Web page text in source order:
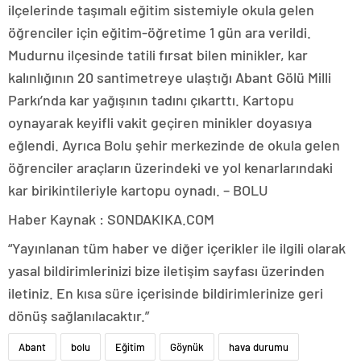
ilçelerinde taşımalı eğitim sistemiyle okula gelen
öğrenciler için eğitim-öğretime 1 gün ara verildi.
Mudurnu ilçesinde tatili fırsat bilen minikler, kar
kalınlığının 20 santimetreye ulaştığı Abant Gölü Milli
Parkı’nda kar yağışının tadını çıkarttı. Kartopu
oynayarak keyifli vakit geçiren minikler doyasıya
eğlendi. Ayrıca Bolu şehir merkezinde de okula gelen
öğrenciler araçların üzerindeki ve yol kenarlarındaki
kar birikintileriyle kartopu oynadı. – BOLU
Haber Kaynak : SONDAKIKA.COM
“Yayınlanan tüm haber ve diğer içerikler ile ilgili olarak
yasal bildirimlerinizi bize iletişim sayfası üzerinden
iletiniz. En kısa süre içerisinde bildirimlerinize geri
dönüş sağlanılacaktır.”
Abant bolu Eğitim Göynük hava durumu